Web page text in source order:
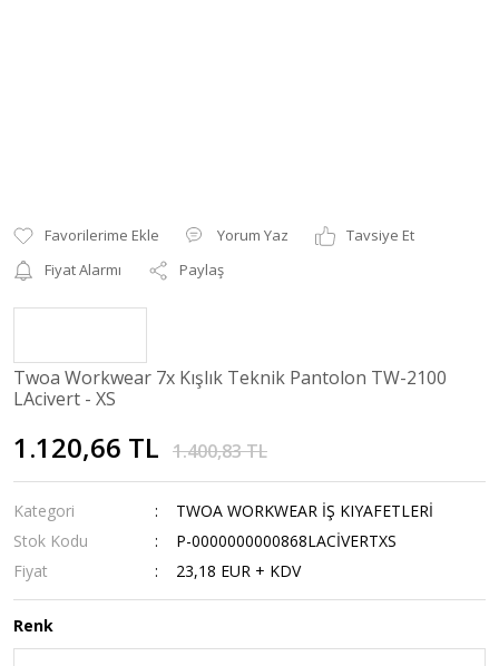
Yorum Yaz
Tavsiye Et
Fiyat Alarmı
Paylaş
Twoa Workwear 7x Kışlık Teknik Pantolon TW-2100
LAcivert - XS
1.120,66 TL 1.400,83 TL
Kategori
TWOA WORKWEAR İŞ KIYAFETLERİ
Stok Kodu
P-0000000000868LACİVERTXS
Fiyat
23,18 EUR + KDV
Renk